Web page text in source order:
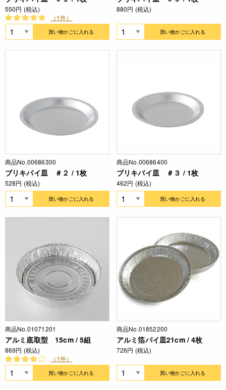
550円 (税込)
（1件）
買い物かごに入れる
880円 (税込)
買い物かごに入れる
商品No.00686300
ブリキパイ皿 ＃２ / 1枚
528円 (税込)
買い物かごに入れる
商品No.00686400
ブリキパイ皿 ＃３ / 1枚
462円 (税込)
買い物かごに入れる
商品No.01071201
アルミ底取型 15cm / 5組
869円 (税込)
（1件）
買い物かごに入れる
商品No.01852200
アルミ箔パイ皿21cm / 4枚
726円 (税込)
買い物かごに入れる